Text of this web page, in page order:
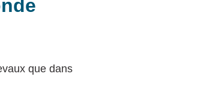
que dans